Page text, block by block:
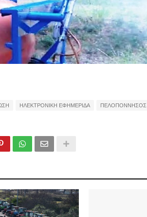
ΗΛΕΚΤΡΟΝΙΚΗ ΕΦΗΜΕΡΙΔΑ
ΠΕΛΟΠΟΝΝΗΣΟΣ